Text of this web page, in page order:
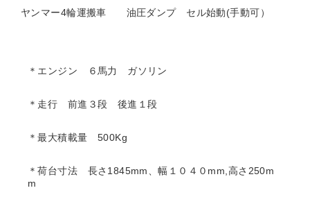
ヤンマー4輪運搬車 油圧ダンプ セル始動(手動可）
＊エンジン ６馬力 ガソリン
＊走行 前進３段 後進１段
＊最大積載量 500Kg
＊荷台寸法 長さ1845mm、幅１０４０mm,高さ250m
m